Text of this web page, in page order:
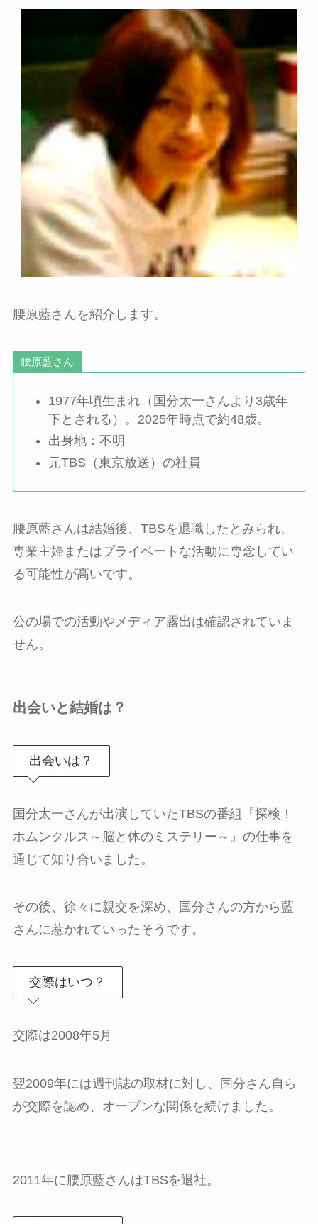
腰原藍さんを紹介します。
腰原藍さん
1977年頃生まれ（国分太一さんより3歳年
下とされる）。2025年時点で約48歳。
出身地：不明
元TBS（東京放送）の社員
腰原藍さんは結婚後、TBSを退職したとみられ、
専業主婦またはプライベートな活動に専念してい
る可能性が高いです。
公の場での活動やメディア露出は確認されていま
せん。
出会いと結婚は？
出会いは？
国分太一さんが出演していたTBSの番組『探検！
ホムンクルス～脳と体のミステリー～』の仕事を
通じて知り合いました。
その後、徐々に親交を深め、国分さんの方から藍
さんに惹かれていったそうです。
交際はいつ？
交際は2008年5月
翌2009年には週刊誌の取材に対し、国分さん自ら
が交際を認め、オープンな関係を続けました。
2011年に腰原藍さんはTBSを退社。